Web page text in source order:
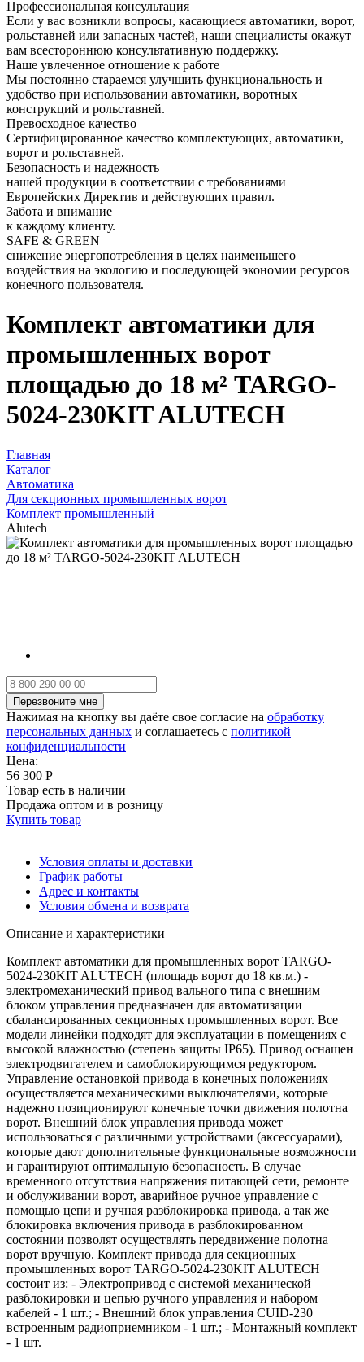
Профессиональная консультация
Если у вас возникли вопросы, касающиеся автоматики, ворот,
рольставней или запасных частей, наши специалисты окажут
вам всестороннюю консультативную поддержку.
Наше увлеченное отношение к работе
Мы постоянно стараемся улучшить функциональность и
удобство при использовании автоматики, воротных
конструкций и рольставней.
Превосходное качество
Сертифицированное качество комплектующих, автоматики,
ворот и рольставней.
Безопасность и надежность
нашей продукции в соответствии с требованиями
Европейских Директив и действующих правил.
Забота и внимание
к каждому клиенту.
SAFE & GREEN
снижение энергопотребления в целях наименьшего
воздействия на экологию и последующей экономии ресурсов
конечного пользователя.
Комплект автоматики для
промышленных ворот
площадью до 18 м² TARGO-
5024-230KIT ALUTECH
Главная
Каталог
Автоматика
Для секционных промышленных ворот
Комплект промышленный
Alutech
Нажимая на кнопку вы даёте свое согласие на обработку
персональных данных и соглашаетесь с политикой
конфиденциальности
Цена:
56 300 Р
Товар есть в наличии
Продажа оптом и в розницу
Купить товар
Условия оплаты и доставки
График работы
Адрес и контакты
Условия обмена и возврата
Описание и характеристики
Комплект автоматики для промышленных ворот TARGO-
5024-230KIT ALUTECH (площадь ворот до 18 кв.м.) -
электромеханический привод вального типа с внешним
блоком управления предназначен для автоматизации
сбалансированных секционных промышленных ворот. Все
модели линейки подходят для эксплуатации в помещениях с
высокой влажностью (степень защиты IP65). Привод оснащен
электродвигателем и самоблокирующимся редуктором.
Управление остановкой привода в конечных положениях
осуществляется механическими выключателями, которые
надежно позиционируют конечные точки движения полотна
ворот. Внешний блок управления привода может
использоваться с различными устройствами (аксессуарами),
которые дают дополнительные функциональные возможности
и гарантируют оптимальную безопасность. В случае
временного отсутствия напряжения питающей сети, ремонте
и обслуживании ворот, аварийное ручное управление с
помощью цепи и ручная разблокировка привода, а так же
блокировка включения привода в разблокированном
состоянии позволят осуществлять передвижение полотна
ворот вручную. Комплект привода для секционных
промышленных ворот TARGO-5024-230KIT ALUTECH
состоит из: - Электропривод с системой механической
разблокировки и цепью ручного управления и набором
кабелей - 1 шт.; - Внешний блок управления CUID-230
встроенным радиоприемником - 1 шт.; - Монтажный комплект
- 1 шт.